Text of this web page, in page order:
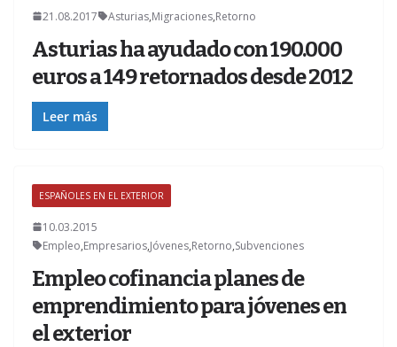
21.08.2017 Asturias,Migraciones,Retorno
Asturias ha ayudado con 190.000
euros a 149 retornados desde 2012
Leer más
ESPAÑOLES EN EL EXTERIOR
10.03.2015
Empleo,Empresarios,Jóvenes,Retorno,Subvenciones
Empleo cofinancia planes de
emprendimiento para jóvenes en
el exterior